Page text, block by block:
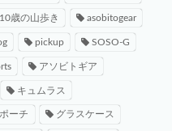
10歳の山歩き asobitogear
pickup SOSO-G
アソビトギア
キュムラス
ーチ グラスケース